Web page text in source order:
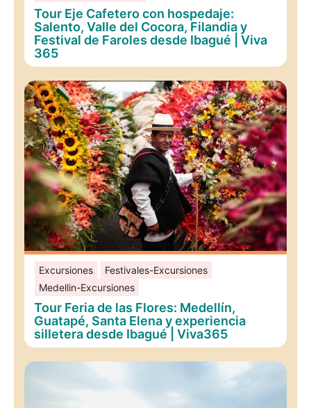
Tour Eje Cafetero con hospedaje:
Salento, Valle del Cocora, Filandia y
Festival de Faroles desde Ibagué | Viva
365
Excursiones
Festivales-Excursiones
Medellin-Excursiones
Tour Feria de las Flores: Medellín,
Guatapé, Santa Elena y experiencia
silletera desde Ibagué | Viva365